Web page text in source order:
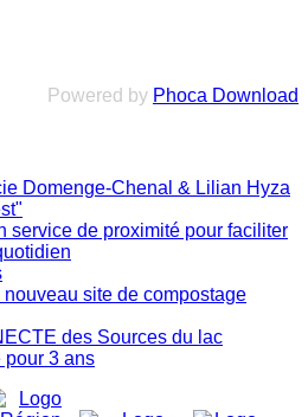
Powered by Phoca Download
Domenge-Chenal & Lilian Hyza
service de proximité pour faciliter
site de compostage
des Sources du lac
pour 3 ans